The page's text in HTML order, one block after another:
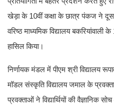
खेड़ा के 10वीं कक्षा के छात्र पंकज ने
वरिष्ठ माध्यमिक विद्यालय
हासिल किया।
निर्णायक मंडल में पीएम श्री विद्यालय
मॉडल संस्कृति विद्यालय जमाल के
प्रवक्ताओं ने विद्यार्थियों की वैज्ञानिक